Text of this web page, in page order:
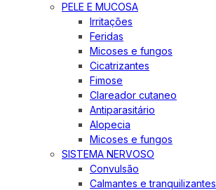
PELE E MUCOSA
Irritações
Feridas
Micoses e fungos
Cicatrizantes
Fimose
Clareador cutaneo
Antiparasitário
Alopecia
Micoses e fungos
SISTEMA NERVOSO
Convulsão
Calmantes e tranquilizantes